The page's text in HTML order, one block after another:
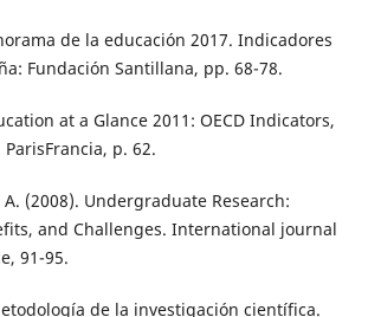
de la educación 2017. Indicadores
Fundación Santillana, pp. 68-78.
at a Glance 2011: OECD Indicators,
p. 62.
A. (2008). Undergraduate Research:
and Challenges. International journal
91-95.
de la investigación científica.